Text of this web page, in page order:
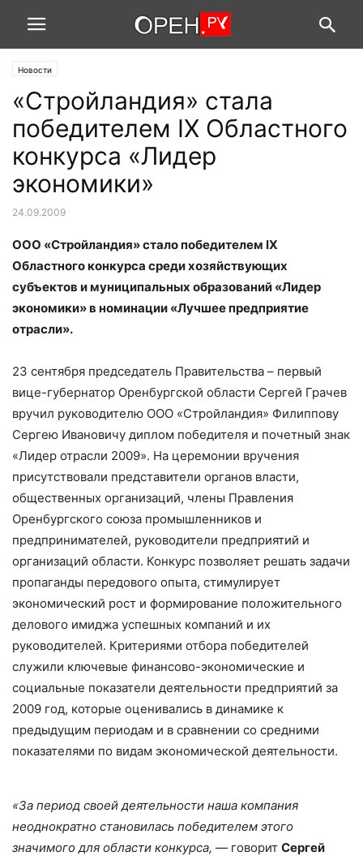
Новости
«Стройландия» стала
победителем IX Областного
конкурса «Лидер
экономики»
24.09.2009
ООО «Стройландия» стало победителем IX
Областного конкурса среди хозяйствующих
субъектов и муниципальных образований «Лидер
экономики» в номинации «Лучшее предприятие
отрасли».
23 сентября председатель Правительства – первый
вице-губернатор Оренбургской области Сергей Грачев
вручил руководителю ООО «Стройландия» Филиппову
Сергею Ивановичу диплом победителя и почетный знак
«Лидер отрасли 2009». На церемонии вручения
присутствовали представители органов власти,
общественных организаций, члены Правления
Оренбургского союза промышленников и
предпринимателей, руководители предприятий и
организаций области. Конкурс позволяет решать задачи
пропаганды передового опыта, стимулирует
экономический рост и формирование положительного
делового имиджа успешных компаний и их
руководителей. Критериями отбора победителей
служили ключевые финансово-экономические и
социальные показатели деятельности предприятий за
2009 год, которые оценивались в динамике к
предыдущим периодам и в сравнении со средними
показателями по видам экономической деятельности.
«За период своей деятельности наша компания
неоднократно становилась победителем этого
значимого для области конкурса, — говорит Сергей